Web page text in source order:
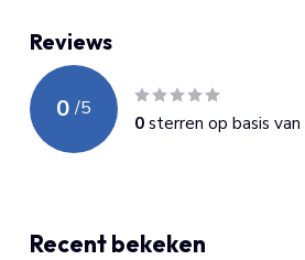
Reviews
0 /5
0sterren op basis van
Recent bekeken